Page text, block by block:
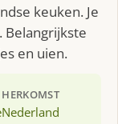
keuken. Je
Belangrijkste
en uien.
HERKOMST
Nederland